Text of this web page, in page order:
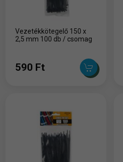
Vezetékkötegelő 150 x
2,5 mm 100 db / csomag
590 Ft